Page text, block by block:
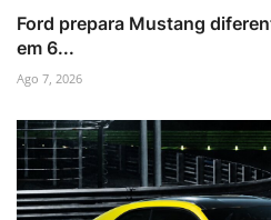
Ford prepara Mustang
em 6...
Ago 7, 2026